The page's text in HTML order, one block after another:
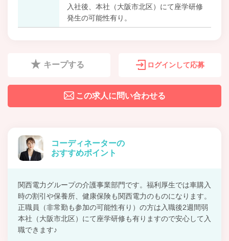
入社後、本社（大阪市北区）にて座学研修
発生の可能性有り。
キープする ログインして応募
この求人に問い合わせる
コーディネーターの
おすすめポイント
関西電力グループの介護事業部門です。福利厚生では車購入
時の割引や保養所、健康保険も関西電力のものになります。
正職員（非常勤も参加の可能性有り）の方は入職後2週間弱
本社（大阪市北区）にて座学研修も有りますので安心して入
職できます♪